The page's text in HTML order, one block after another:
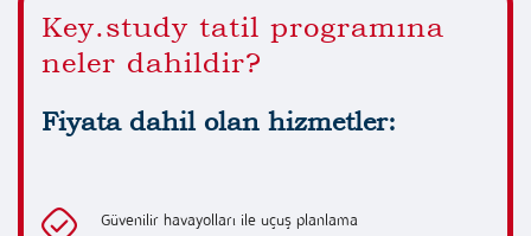
Key.study tatil programına
neler dahildir?
Fiyata dahil olan hizmetler:
Güvenilir havayolları ile uçuş planlama